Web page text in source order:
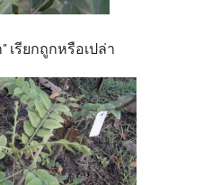
เรียกถูกหรือเปล่า